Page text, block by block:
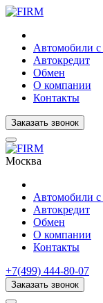
Автомобили с
Автокредит
Обмен
О компании
Контакты
Заказать звонок
Москва
Автомобили с
Автокредит
Обмен
О компании
Контакты
+7(499) 444-80-07
Заказать звонок